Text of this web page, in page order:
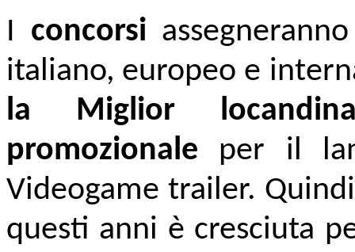
I concorsi
italiano, europeo e
la Miglior
promozionale per il
Videogame trailer.
questi anni è cresciuta